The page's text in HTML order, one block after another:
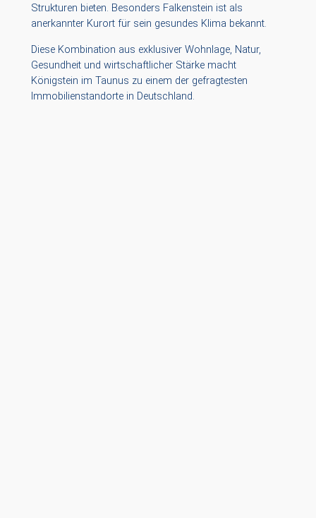
Strukturen bieten. Besonders Falkenstein ist als
anerkannter Kurort für sein gesundes Klima bekannt.
Diese Kombination aus exklusiver Wohnlage, Natur,
Gesundheit und wirtschaftlicher Stärke macht
Königstein im Taunus zu einem der gefragtesten
Immobilienstandorte in Deutschland.